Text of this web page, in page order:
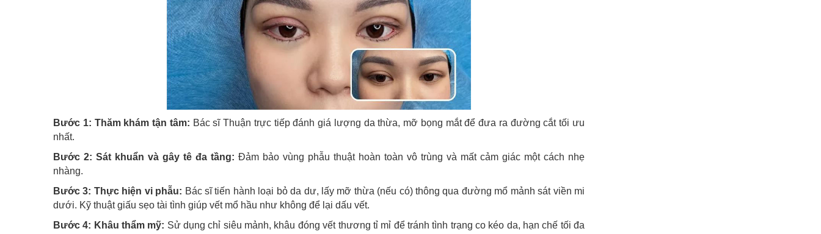
Bước 1: Thăm khám tận tâm: Bác sĩ Thuận trực tiếp đánh giá lượng da thừa, mỡ bọng mắt để đưa ra đường cắt tối ưu
nhất.
Bước 2: Sát khuẩn và gây tê đa tầng: Đảm bảo vùng phẫu thuật hoàn toàn vô trùng và mất cảm giác một cách nhẹ
nhàng.
Bước 3: Thực hiện vi phẫu: Bác sĩ tiến hành loại bỏ da dư, lấy mỡ thừa (nếu có) thông qua đường mổ mảnh sát viền mi
dưới. Kỹ thuật giấu sẹo tài tình giúp vết mổ hầu như không để lại dấu vết.
Bước 4: Khâu thẩm mỹ: Sử dụng chỉ siêu mảnh, khâu đóng vết thương tỉ mỉ để tránh tình trạng co kéo da, hạn chế tối đa